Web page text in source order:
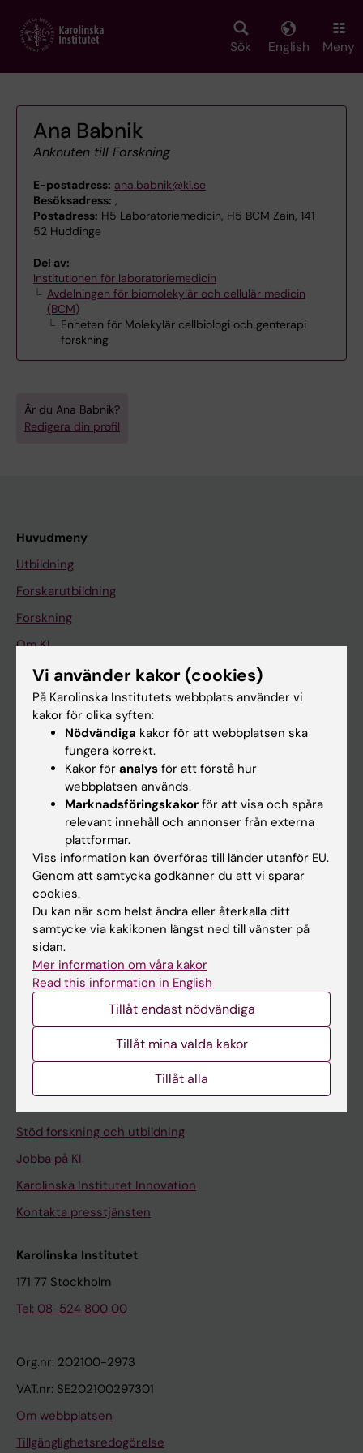
main
Sök English Meny
Ana Babnik
Anknuten till Forskning
E-postadress: ana.babnik@ki.se
Besöksadress: ,
Postadress: H5 Laboratoriemedicin, H5 BCM Zain, 141
52 Huddinge
Del av:
Institutionen för laboratoriemedicin
Avdelningen för biomolekylär och cellulär medicin
(BCM)
Enheten för Molekylär cellbiologi och genterapi
forskning
Är du Ana Babnik?
Redigera din profil
Huvudmeny
Utbildning
Forskarutbildning
Forskning
Om KI
På gång
Nyheter
Kalender
Schema
Studentmejlen
Kurs- och programwebbar
Student på KI
Medarbetarportalen
Stöd forskning och utbildning
Jobba på KI
Karolinska Institutet Innovation
Kontakta presstjänsten
Karolinska Institutet
171 77 Stockholm
Tel: 08-524 800 00
Org.nr: 202100-2973
VAT.nr: SE202100297301
Om webbplatsen
Tillgänglighetsredogörelse
Vi använder kakor (cookies)
På Karolinska Institutets webbplats använder vi
kakor för olika syften:
Nödvändiga kakor för att webbplatsen ska
fungera korrekt.
Kakor för analys för att förstå hur
webbplatsen används.
Marknadsföringskakor för att visa och spåra
relevant innehåll och annonser från externa
plattformar.
Viss information kan överföras till länder utanför EU.
Genom att samtycka godkänner du att vi sparar
cookies.
Du kan när som helst ändra eller återkalla ditt
samtycke via kakikonen längst ned till vänster på
sidan.
Mer information om våra kakor
Read this information in English
Tillåt endast nödvändiga
Tillåt mina valda kakor
Tillåt alla